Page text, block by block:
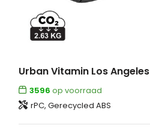
3596 op voorraad
rPC, Gerecycled ABS